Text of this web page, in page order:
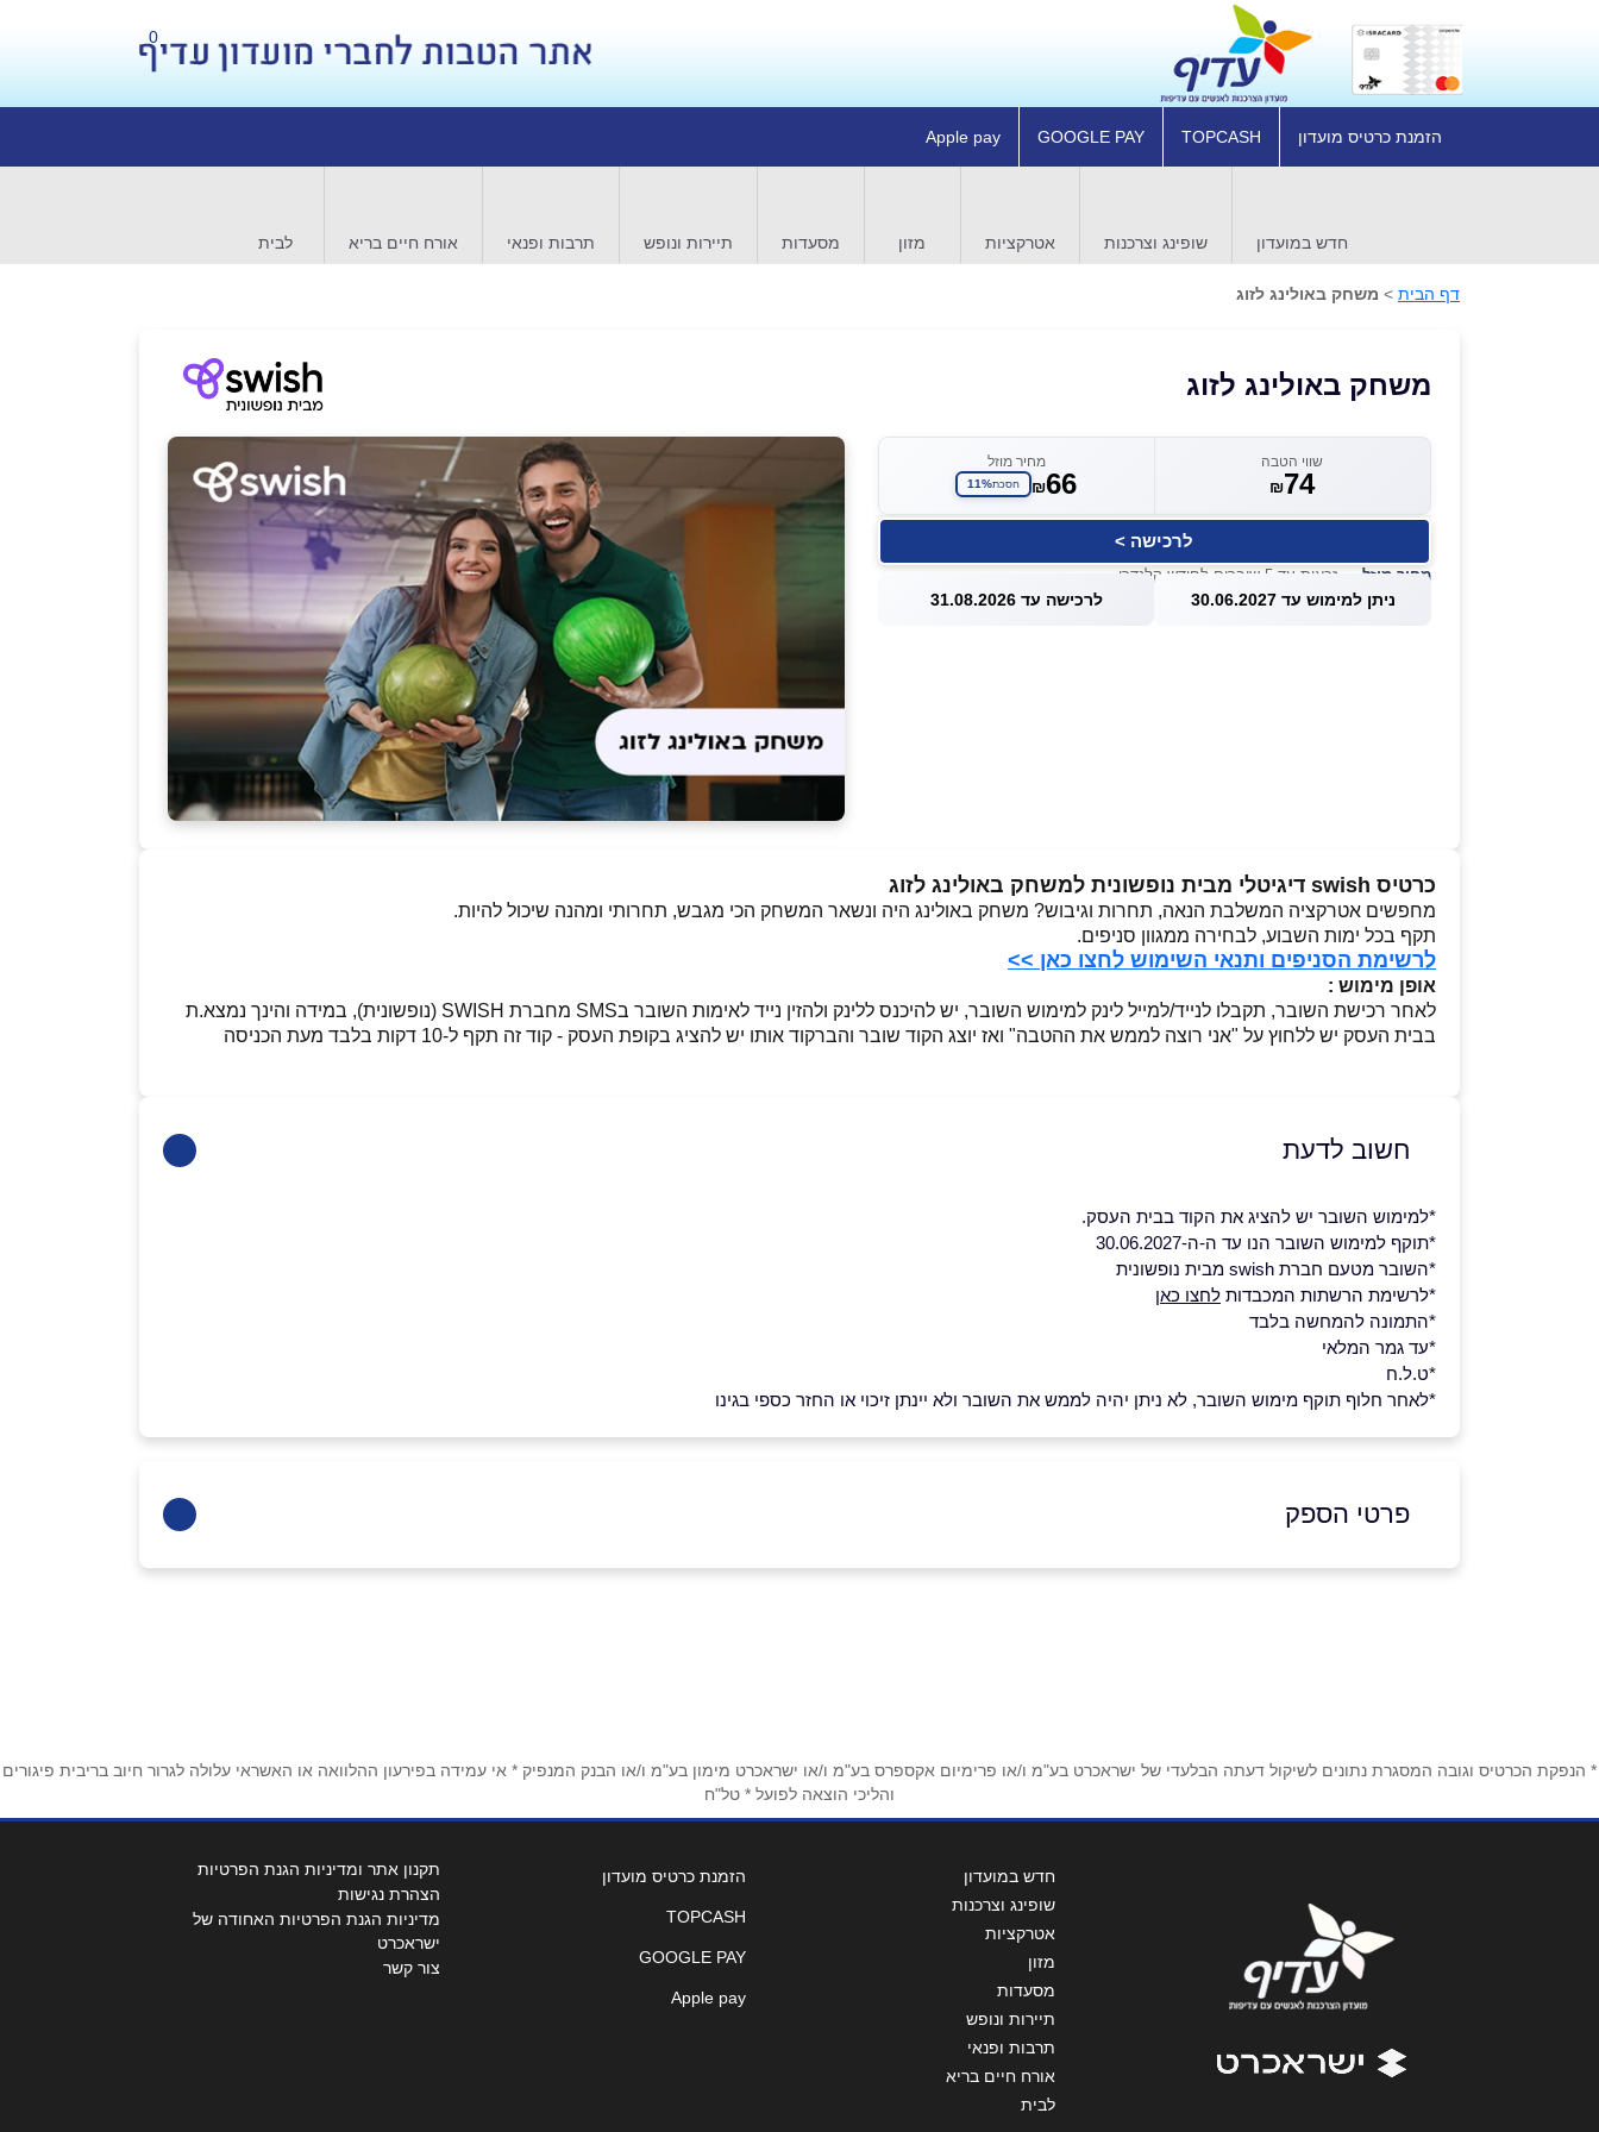
0
הזמנת כרטיס מועדון TOPCASH
GOOGLE PAY
Apple pay
חדש במועדון שופינג וצרכנות אטרקציות מזון מסעדות תיירות ונופש תרבות ופנאי אורח חיים בריא לבית
דף הבית > משחק באולינג לזוג
משחק באולינג לזוג
שווי הטבה
₪74
מחיר מוזל
₪66 חסכת11%
לרכישה >
מחיר מוזל — זכאות עד 5 שוברים לחודש קלנדרי
ניתן למימוש עד 30.06.2027 לרכישה עד 31.08.2026
כרטיס swish דיגיטלי מבית נופשונית למשחק באולינג לזוג
מחפשים אטרקציה המשלבת הנאה, תחרות וגיבוש? משחק באולינג היה ונשאר המשחק הכי מגבש, תחרותי ומהנה שיכול להיות.
תקף בכל ימות השבוע, לבחירה ממגוון סניפים.
לרשימת הסניפים ותנאי השימוש לחצו כאן >>
אופן מימוש :
לאחר רכישת השובר, תקבלו לנייד/למייל לינק למימוש השובר, יש להיכנס ללינק ולהזין נייד לאימות השובר בSMS מחברת SWISH (נופשונית), במידה והינך נמצא.ת
בבית העסק יש ללחוץ על "אני רוצה לממש את ההטבה" ואז יוצג הקוד שובר והברקוד אותו יש להציג בקופת העסק - קוד זה תקף ל-10 דקות בלבד מעת הכניסה
חשוב לדעת
*למימוש השובר יש להציג את הקוד בבית העסק.
*תוקף למימוש השובר הנו עד ה-ה-30.06.2027
*השובר מטעם חברת swish מבית נופשונית
*לרשימת הרשתות המכבדות לחצו כאן
*התמונה להמחשה בלבד
*עד גמר המלאי
*ט.ל.ח
*לאחר חלוף תוקף מימוש השובר, לא ניתן יהיה לממש את השובר ולא יינתן זיכוי או החזר כספי בגינו
פרטי הספק
נושא*
* הנפקת הכרטיס וגובה המסגרת נתונים לשיקול דעתה הבלעדי של ישראכרט בע"מ ו/או פרימיום אקספרס בע"מ ו/או ישראכרט מימון בע"מ ו/או הבנק המנפיק * אי עמידה בפירעון ההלוואה או האשראי עלולה לגרור חיוב בריבית פיגורים
והליכי הוצאה לפועל * טל"ח
חדש במועדון
שופינג וצרכנות
אטרקציות
מזון
מסעדות
תיירות ונופש
תרבות ופנאי
אורח חיים בריא
לבית
הזמנת כרטיס מועדון
TOPCASH
GOOGLE PAY
Apple pay
תקנון אתר ומדיניות הגנת הפרטיות
הצהרת נגישות
מדיניות הגנת הפרטיות האחודה של
ישראכרט
צור קשר